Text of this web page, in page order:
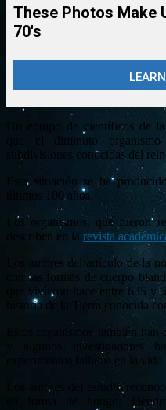
Un equipo de científicos de
que el diminuto
subdivisiones conocidas del
Esta situación se ha
últimos 100 años.
Los organismos, que fueron
describen en la revista
Los autores del artículo de la
con las formas de cuerpo
que vivieron hace entre 635
historia de la Tierra conocida
Estos organismos también
y algunos investigadores
experimentos fallidos en la
Los autores del estudio
en forma de hongo: